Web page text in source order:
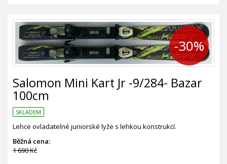
-30%
Salomon Mini Kart Jr -9/284- Bazar
100cm
SKLADEM
Lehce ovladatelné juniorské lyže s lehkou konstrukcí.
Běžná cena:
1 690 Kč